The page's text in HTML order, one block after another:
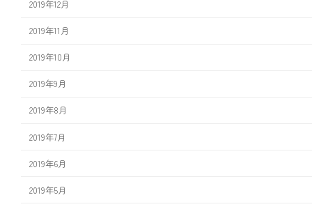
2019年12月
2019年11月
2019年10月
2019年9月
2019年8月
2019年7月
2019年6月
2019年5月